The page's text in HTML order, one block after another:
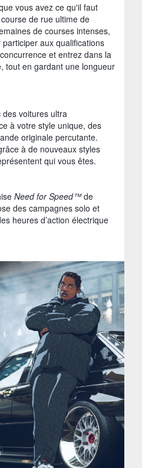
vous avez ce qu'il faut
de rue ultime de
de courses intenses,
aux qualifications
et entrez dans la
tout en gardant une longueur
voitures ultra
à votre style unique, des
originale percutante.
à de nouveaux styles
qui vous êtes.
Need for Speed™de
des campagnes solo et
heures d’action électrique